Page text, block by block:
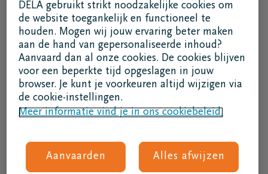
ma - vr 8u30 -17u
Ik ben een bemiddelaar
Aanmelden in DELAconnect
Ik ben een leverancier
MVO code
DELA gebruikt strikt noodzakelijke cookies om
de website toegankelijk en functioneel te
houden. Mogen wij jouw ervaring beter maken
aan de hand van gepersonaliseerde inhoud?
Aanvaard dan al onze cookies. De cookies blijven
voor een beperkte tijd opgeslagen in jouw
browser. Je kunt je voorkeuren altijd wijzigen via
de cookie-instellingen.
Meer informatie vind je in ons cookiebeleid.
Aanvaarden Alles afwijzen